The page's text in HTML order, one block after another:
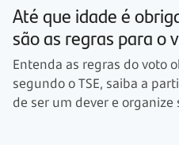
Até que idade é
são as regras para o
Entenda as regras do voto
segundo o TSE, saiba a
de ser um dever e